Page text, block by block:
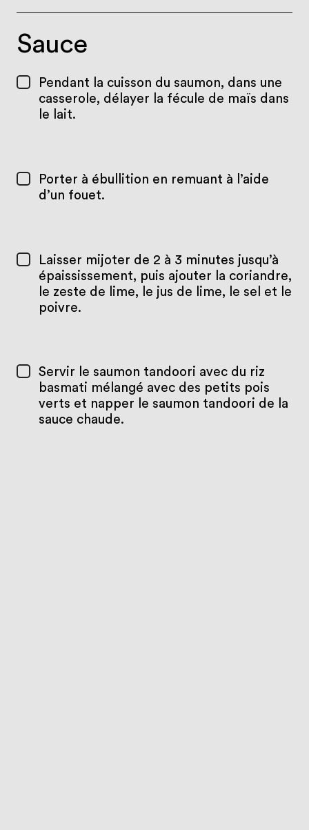
Sauce
Pendant la cuisson du saumon, dans une
casserole, délayer la fécule de maïs dans
le lait.
Porter à ébullition en remuant à l’aide
d’un fouet.
Laisser mijoter de 2 à 3 minutes jusqu’à
épaississement, puis ajouter la coriandre,
le zeste de lime, le jus de lime, le sel et le
poivre.
Servir le saumon tandoori avec du riz
basmati mélangé avec des petits pois
verts et napper le saumon tandoori de la
sauce chaude.